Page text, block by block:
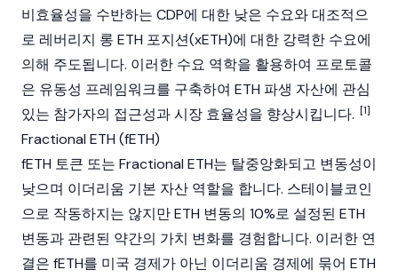
비효율성을 수반하는 CDP에 대한 낮은 수요와 대조적으
로 레버리지 롱 ETH 포지션(xETH)에 대한 강력한 수요에
의해 주도됩니다. 이러한 수요 역학을 활용하여 프로토콜
은 유동성 프레임워크를 구축하여 ETH 파생 자산에 관심
있는 참가자의 접근성과 시장 효율성을 향상시킵니다. [1]
Fractional ETH (fETH)
fETH 토큰 또는 Fractional ETH는 탈중앙화되고 변동성이
낮으며 이더리움 기본 자산 역할을 합니다. 스테이블코인
으로 작동하지는 않지만 ETH 변동의 10%로 설정된 ETH
변동과 관련된 약간의 가치 변화를 경험합니다. 이러한 연
결은 fETH를 미국 경제가 아닌 이더리움 경제에 묶어 ETH